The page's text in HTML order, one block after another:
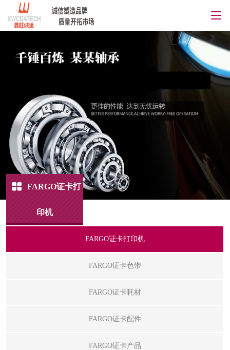
FARGO证卡打
印机
FARGO证卡打印机
FARGO证卡色带
FARGO证卡耗材
FARGO证卡配件
FARGO证卡产品